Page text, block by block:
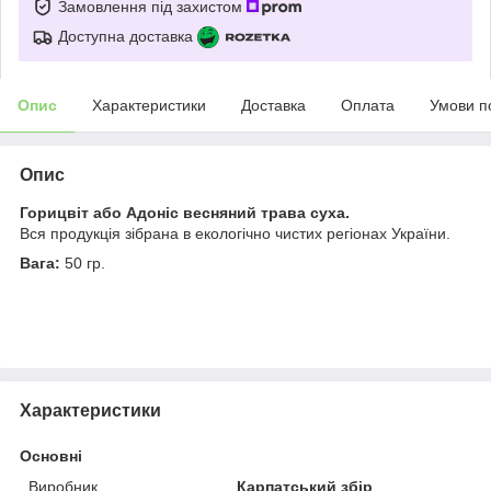
Замовлення під захистом
Доступна доставка
Опис Характеристики Доставка Оплата Умови
Опис
Горицвіт або Адоніс весняний трава суха.
Вся продукція зібрана в екологічно чистих регіонах України.
Вага: 50 гр.
Характеристики
Основні
Виробник
Карпатський збір